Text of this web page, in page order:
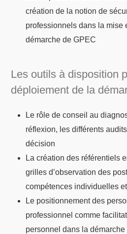
création de la notion de
professionnels dans la mise
démarche de GPEC
Les outils à disposition
déploiement de la
Le rôle de conseil au
réflexion, les différents
décision
La création des référentiels
grilles d’observation des
compétences individuelles
Le positionnement des
professionnel comme
personnel dans la démarche